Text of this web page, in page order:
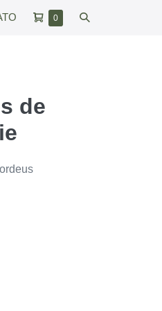
Carrinho
0Itens
Alternar
de